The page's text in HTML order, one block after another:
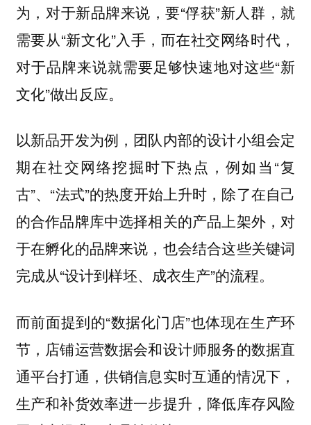
为，对于新品牌来说，要“俘获”新人群，就
需要从“新文化”入手，而在社交网络时代，
对于品牌来说就需要足够快速地对这些“新
文化”做出反应。
以新品开发为例，团队内部的设计小组会定
期在社交网络挖掘时下热点，例如当“复
古”、“法式”的热度开始上升时，除了在自己
的合作品牌库中选择相关的产品上架外，对
于在孵化的品牌来说，也会结合这些关键词
完成从“设计到样坯、成衣生产”的流程。
而前面提到的“数据化门店”也体现在生产环
节，店铺运营数据会和设计师服务的数据直
通平台打通，供销信息实时互通的情况下，
生产和补货效率进一步提升，降低库存风险